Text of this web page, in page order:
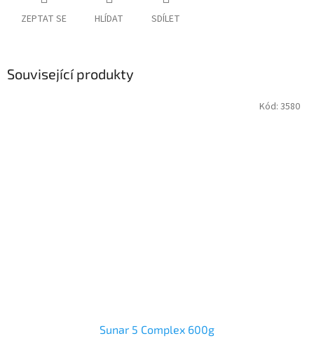
ZEPTAT SE HLÍDAT SDÍLET
Související produkty
Sunar 5 Complex 600g
Kód: 3580